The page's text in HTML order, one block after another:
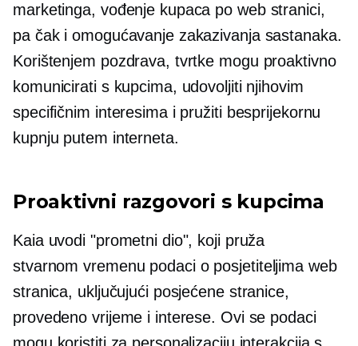
marketinga, vođenje kupaca po web stranici,
pa čak i omogućavanje zakazivanja sastanaka.
Korištenjem pozdrava, tvrtke mogu proaktivno
komunicirati s kupcima, udovoljiti njihovim
specifičnim interesima i pružiti besprijekornu
kupnju putem interneta.
Proaktivni razgovori s kupcima
Kaia uvodi "prometni dio", koji pruža
stvarnom vremenu podaci o posjetiteljima web
stranica, uključujući posjećene stranice,
provedeno vrijeme i interese. Ovi se podaci